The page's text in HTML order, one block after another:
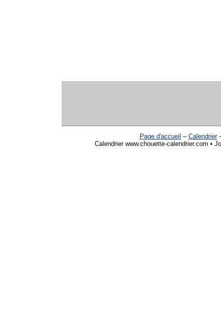
Page d'accueil – Calendrier
Calendrier www.chouette-calendrier.com •